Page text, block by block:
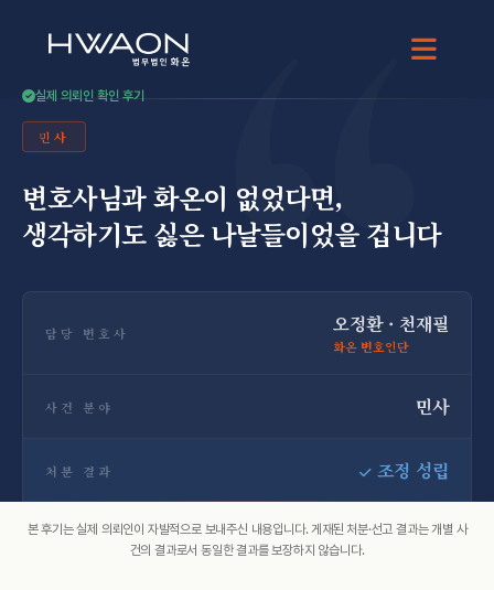
“
실제 의뢰인 확인 후기
민사
변호사님과 화온이 없었다면,
생각하기도 싫은 나날들이었을 겁니다
담당 변호사 오정환 · 천재필
화온 변호인단
사건 분야 민사
처분 결과 조정 성립
본 후기는 실제 의뢰인이 자발적으로 보내주신 내용입니다. 게재된 처분·선고 결과는 개별 사
건의 결과로서 동일한 결과를 보장하지 않습니다.